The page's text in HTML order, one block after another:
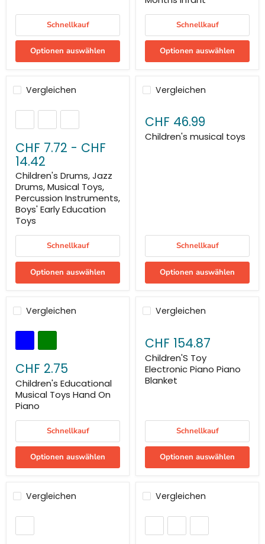
Schnellkauf
Optionen auswählen
Schnellkauf
Optionen auswählen
Vergleichen
CHF 7.72 - CHF
14.42
Children's Drums, Jazz
Drums, Musical Toys,
Percussion Instruments,
Boys' Early Education
Toys
Schnellkauf
Optionen auswählen
Vergleichen
CHF 46.99
Children's musical toys
Schnellkauf
Optionen auswählen
Vergleichen
CHF 2.75
Children's Educational
Musical Toys Hand On
Piano
Schnellkauf
Optionen auswählen
Vergleichen
CHF 154.87
Children'S Toy
Electronic Piano Piano
Blanket
Schnellkauf
Optionen auswählen
Vergleichen Vergleichen